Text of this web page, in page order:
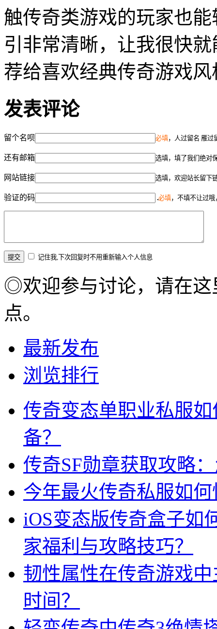
触传奇类游戏的玩家也
引非常清晰，让我很快
荐给喜欢经典传奇游戏
发表评论
留个名呗 必填，人过留名 雁过
还有邮箱 选填，填了我们绝对
网站链接 选填，欢迎站长留下
验证的码 必填，不填不让过
记住我,下次回复时不用重新输入个人信息
◎欢迎参与讨论，请在这
点。
最新发布
浏览排行
传奇变态单职业私服
备？
传奇SF勋章获取攻略
今年最火传奇私服如
iOS变态版传奇盒子如
家福利与攻略技巧？
韧性属性在传奇游戏
时间？